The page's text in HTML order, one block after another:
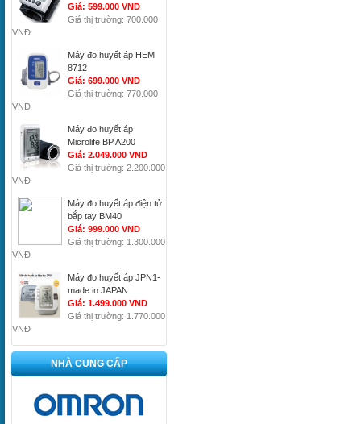
Giá: 599.000 VND
Giá thị trường: 700.000
VNĐ
Máy đo huyết áp HEM
8712
Giá: 699.000 VND
Giá thị trường: 770.000
VNĐ
Máy đo huyết áp
Microlife BP A200
Giá: 2.049.000 VND
Giá thị trường: 2.200.000
VNĐ
Máy đo huyết áp điện tử
bắp tay BM40
Giá: 999.000 VND
Giá thị trường: 1.300.000
VNĐ
Máy đo huyết áp JPN1-
made in JAPAN
Giá: 1.499.000 VND
Giá thị trường: 1.770.000
VNĐ
NHÀ CUNG CẤP